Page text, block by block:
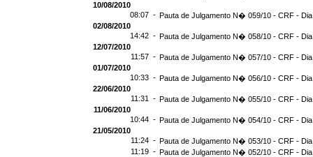
10/08/2010
08:07 - Pauta de Julgamento N� 059/10 - CRF -
02/08/2010
14:42 - Pauta de Julgamento N� 058/10 - CRF -
12/07/2010
11:57 - Pauta de Julgamento N� 057/10 - CRF -
01/07/2010
10:33 - Pauta de Julgamento N� 056/10 - CRF -
22/06/2010
11:31 - Pauta de Julgamento N� 055/10 - CRF -
11/06/2010
10:44 - Pauta de Julgamento N� 054/10 - CRF -
21/05/2010
11:24 - Pauta de Julgamento N� 053/10 - CRF -
11:19 - Pauta de Julgamento N� 052/10 - CRF -